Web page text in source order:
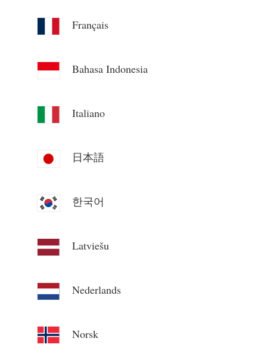
App Loja
Ranking FV
Français
Bahasa Indonesia
Italiano
日本語
한국어
Latviešu
Nederlands
Norsk